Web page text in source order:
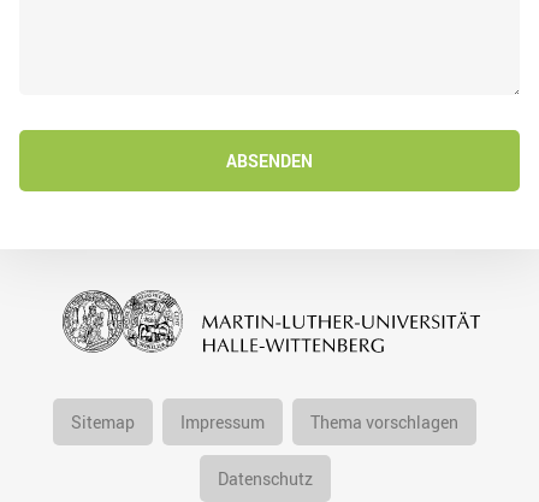
ABSENDEN
Sitemap Impressum Thema vorschlagen
Datenschutz